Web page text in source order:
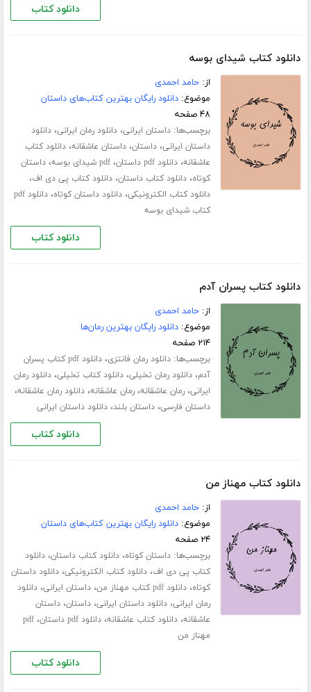
دانلود کتاب
دانلود کتاب شیدای بوسه
از:حامد احمدی
موضوع:دانلود رایگان بهترین کتاب‌های داستان
۴۸ صفحه
برچسب‌ها:داستان ایرانی،دانلود رمان ایرانی،دانلود
داستان ایرانی،داستان،داستان عاشقانه،دانلود کتاب
عاشقانه،دانلود pdf داستان ،pdf شیدای بوسه ،داستان
کوتاه،دانلود کتاب داستان،دانلود کتاب پی دی اف،
دانلود کتاب الکترونیکی،دانلود داستان کوتاه،
دانلود pdf
کتاب شیدای بوسه
دانلود کتاب
دانلود کتاب پسران آدم
از:حامد احمدی
موضوع:دانلود رایگان بهترین رمان‌ها
۲۱۴ صفحه
برچسب‌ها:دانلود رمان فانتزی،
دانلود pdf کتاب پسران
آدم،دانلود رمان تخیلی،دانلود کتاب تخیلی،دانلود رمان
ایرانی،رمان عاشقانه،رمان عاشقانه،دانلود رمان عاشقانه،
داستان فارسی،داستان بلند،دانلود داستان ایرانی
دانلود کتاب
دانلود کتاب مهناز من
از:حامد احمدی
موضوع:دانلود رایگان بهترین کتاب‌های داستان
۲۴ صفحه
برچسب‌ها:داستان کوتاه،دانلود کتاب داستان،دانلود
کتاب پی دی اف،دانلود کتاب الکترونیکی،دانلود داستان
کوتاه،دانلود pdf کتاب مهناز من ،داستان ایرانی،دانلود
رمان ایرانی،دانلود داستان ایرانی،داستان،داستان
عاشقانه،دانلود کتاب عاشقانه،دانلود pdf داستان ،pdf
مهناز من
دانلود کتاب